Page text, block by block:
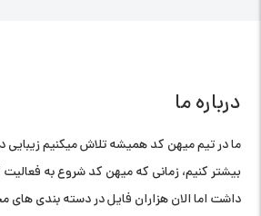
درباره ما
ما در تیم میهن کد همیشه تلاش میکنیم زیبایی
بیشتر کنیم، زمانی که میهن کد شروع به فعالیت
داشت اما الان هزاران فایل در دسته بندی